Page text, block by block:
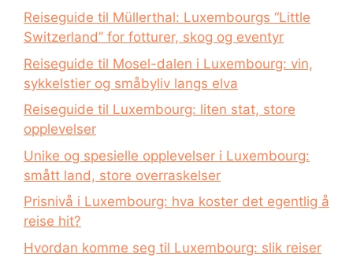
Reiseguide til Müllerthal: Luxembourgs “Little
Switzerland” for fotturer, skog og eventyr
Reiseguide til Mosel-dalen i Luxembourg: vin,
sykkelstier og småbyliv langs elva
Reiseguide til Luxembourg: liten stat, store
opplevelser
Unike og spesielle opplevelser i Luxembourg:
smått land, store overraskelser
Prisnivå i Luxembourg: hva koster det egentlig å
reise hit?
Hvordan komme seg til Luxembourg: slik reiser